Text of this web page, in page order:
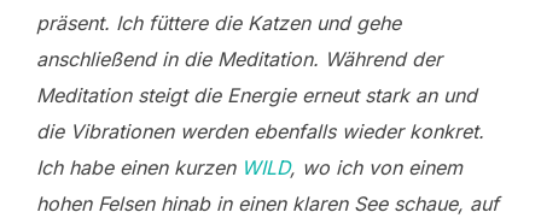
präsent. Ich füttere die Katzen und gehe
anschließend in die Meditation. Während der
Meditation steigt die Energie erneut stark an und
die Vibrationen werden ebenfalls wieder konkret.
Ich habe einen kurzen WILD, wo ich von einem
hohen Felsen hinab in einen klaren See schaue, auf